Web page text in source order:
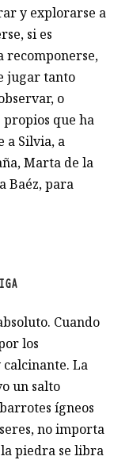
y explorarse a
si es
recomponerse,
jugar tanto
o
que ha
a Silvia, a
Marta de la
Baéz, para
Cuando
los
La
un salto
ígneos
no importa
piedra se libra